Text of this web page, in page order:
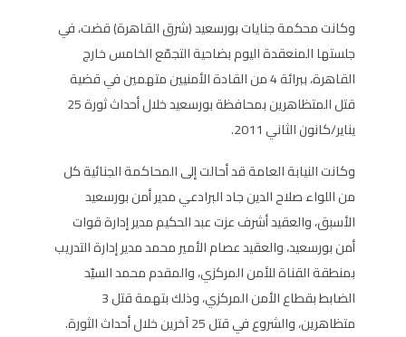
وكانت محكمة جنايات بورسعيد (شرق القاهرة) قضت، في
جلستها المنعقدة اليوم بضاحية التجمّع الخامس خارج
القاهرة، ببرائة 4 من القادة الأمنيين متهمين في قضية
قتل المتظاهرين بمحافظة بورسعيد خلال أحداث ثورة 25
يناير/كانون الثاني 2011.
وكانت النيابة العامة قد أحالت إلى المحاكمة الجنائية كل
من اللواء صلاح الدين جاد البرادعي مدير أمن بورسعيد
الأسبق، والعقيد أشرف عزت عبد الحكيم مدير إدارة قوات
أمن بورسعيد، والعقيد عصام الأمير محمد مدير إدارة التدريب
بمنطقة القناة للأمن المركزي، والمقدم محمد السيّد
الضابط بقطاع الأمن المركزي، وذلك بتهمة قتل 3
متظاهرين، والشروع في قتل 25 آخرين خلال أحداث الثورة.